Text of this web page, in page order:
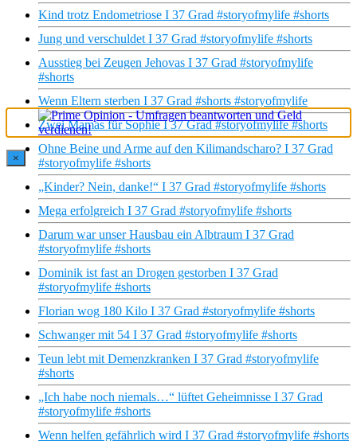
Kind trotz Endometriose I 37 Grad #storyofmylife #shorts
Jung und verschuldet I 37 Grad #storyofmylife #shorts
Ausstieg bei Zeugen Jehovas I 37 Grad #storyofmylife
#shorts
Wenn Eltern sterben I 37 Grad #shorts #storyofmylife
Zwei Mamas für Sophie I 37 Grad #storyofmylife #shorts
Ohne Beine und Arme auf den Kilimandscharo? I 37 Grad
#storyofmylife #shorts
„Kinder? Nein, danke!“ I 37 Grad #storyofmylife #shorts
Mega erfolgreich I 37 Grad #storyofmylife #shorts
Darum war unser Hausbau ein Albtraum I 37 Grad
#storyofmylife #shorts
Dominik ist fast an Drogen gestorben I 37 Grad
#storyofmylife #shorts
Florian wog 180 Kilo I 37 Grad #storyofmylife #shorts
Schwanger mit 54 I 37 Grad #storyofmylife #shorts
Teun lebt mit Demenzkranken I 37 Grad #storyofmylife
#shorts
„Ich habe noch niemals…“ lüftet Geheimnisse I 37 Grad
#storyofmylife #shorts
Wenn helfen gefährlich wird I 37 Grad #storyofmylife #shorts
×